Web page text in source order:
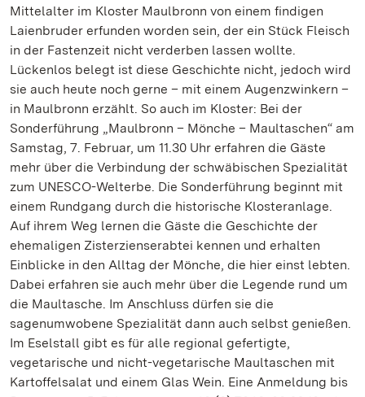
Mittelalter im Kloster Maulbronn von einem findigen
Laienbruder erfunden worden sein, der ein Stück Fleisch
in der Fastenzeit nicht verderben lassen wollte.
Lückenlos belegt ist diese Geschichte nicht, jedoch wird
sie auch heute noch gerne – mit einem Augenzwinkern –
in Maulbronn erzählt. So auch im Kloster: Bei der
Sonderführung „Maulbronn – Mönche – Maultaschen“ am
Samstag, 7. Februar, um 11.30 Uhr erfahren die Gäste
mehr über die Verbindung der schwäbischen Spezialität
zum UNESCO-Welterbe. Die Sonderführung beginnt mit
einem Rundgang durch die historische Klosteranlage.
Auf ihrem Weg lernen die Gäste die Geschichte der
ehemaligen Zisterzienserabtei kennen und erhalten
Einblicke in den Alltag der Mönche, die hier einst lebten.
Dabei erfahren sie auch mehr über die Legende rund um
die Maultasche. Im Anschluss dürfen sie die
sagenumwobene Spezialität dann auch selbst genießen.
Im Eselstall gibt es für alle regional gefertigte,
vegetarische und nicht-vegetarische Maultaschen mit
Kartoffelsalat und einem Glas Wein. Eine Anmeldung bis